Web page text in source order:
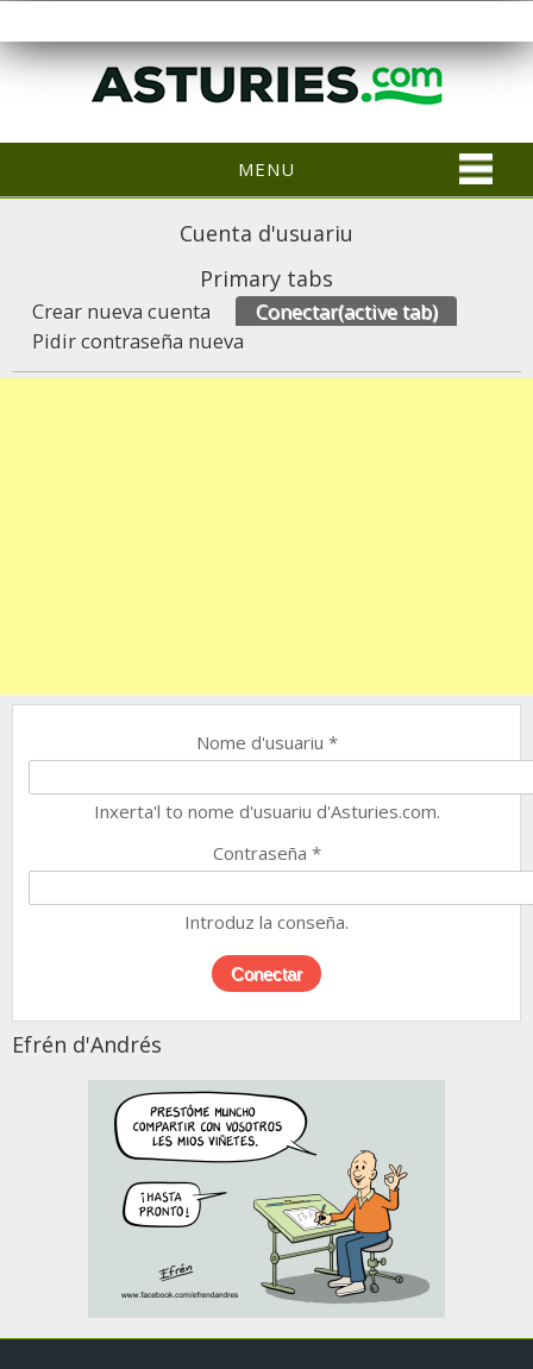
MENU
Cuenta d'usuariu
Primary tabs
Crear nueva cuenta Conectar(active tab)
Pidir contraseña nueva
Nome d'usuariu *
Inxerta'l to nome d'usuariu d'Asturies.com.
Contraseña *
Introduz la conseña.
Efrén d'Andrés